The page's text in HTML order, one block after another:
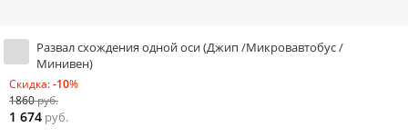
Развал схождения одной оси (Джип /Микровавтобус /
Минивен)
Скидка:-10%
1860руб.
1 674 руб.